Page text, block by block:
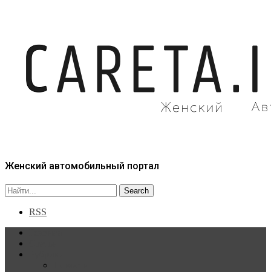
Женский автомобильный портал
RSS